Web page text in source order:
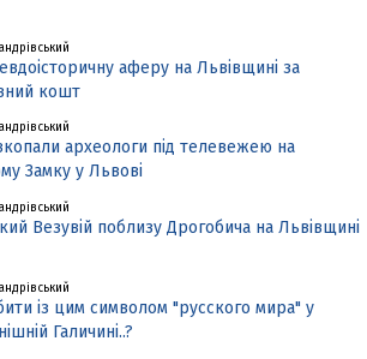
аферу на Львівщині за
кошт
археологи під телевежею на
Замку у Львові
Везувій поблизу Дрогобича на Львівщині
із цим символом "русского мира" у
Галичині..?